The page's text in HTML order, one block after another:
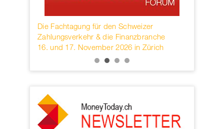
Die Fachtagung für den Schweizer
Zahlungsverkehr & die Finanzbranche
16. und 17. November 2026 in Zürich